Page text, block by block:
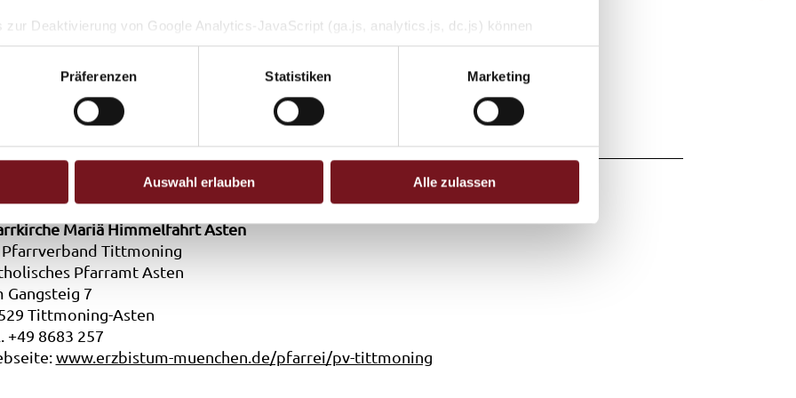
zur Deaktivierung von Google Analytics-JavaScript (ga.js, analytics.js, dc.js) können
dass Google Analytics ihre Daten verwendet.Wenn Sie Google Analytics deaktivieren
on für Ihren Webbrowser herunter und installieren Sie es.
Präferenzen Statistiken Marketing
Auswahl erlauben Alle zulassen
Mariä Himmelfahrt Asten
Tittmoning
Pfarramt Asten
Gangsteig 7
Tittmoning-Asten
+49 8683 257
www.erzbistum-muenchen.de/pfarrei/pv-tittmoning